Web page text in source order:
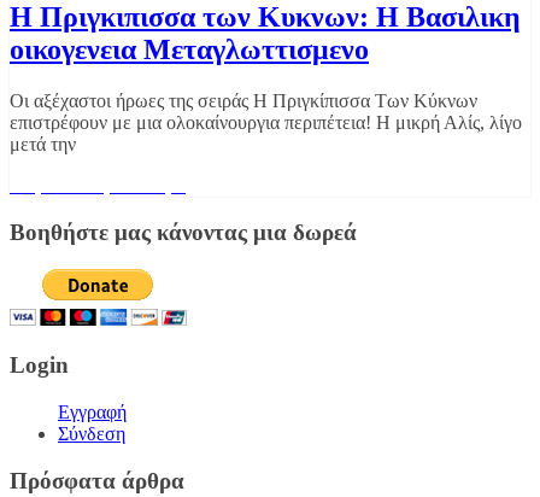
Η Πριγκιπισσα των Κυκνων: Η Βασιλικη
οικογενεια Μεταγλωττισμενο
Οι αξέχαστοι ήρωες της σειράς Η Πριγκίπισσα Των Κύκνων
επιστρέφουν με μια ολοκαίνουργια περιπέτεια! Η μικρή Αλίς, λίγο
μετά την
Βοηθήστε μας κάνοντας μια δωρεά
Login
Εγγραφή
Σύνδεση
Πρόσφατα άρθρα